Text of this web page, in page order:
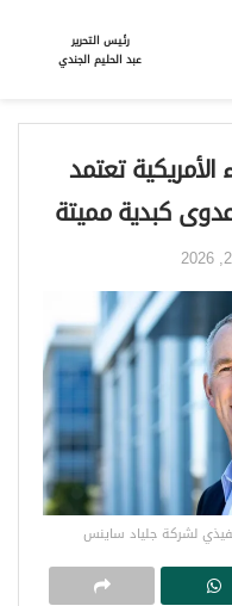
رئيس التحرير
عبد الحليم الجندي
تعتمد
كبدية مميتة
لشركة جلياد ساينس